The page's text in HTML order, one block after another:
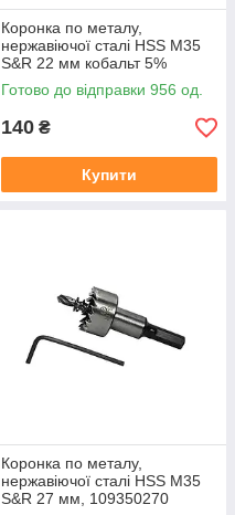
Коронка по металу,
нержавіючої сталі HSS М35
S&R 22 мм кобальт 5%
(109350220)
Готово до відправки 956 од.
140 ₴
Купити
Коронка по металу,
нержавіючої сталі HSS М35
S&R 27 мм, 109350270